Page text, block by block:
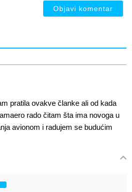
pratila ovakve članke ali od kada
rado čitam šta ima novoga u
avionom i radujem se budućim